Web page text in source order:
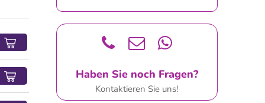
Haben Sie noch Fragen?
Kontaktieren Sie uns!